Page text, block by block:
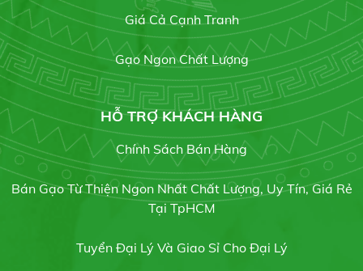
Gạo Hàm Châu củ
Liên hệ
Gạo RI504
Liên hệ
21/07/2021
Gạo chuyên dùng cơm chiên
19/07/2021
Gạo sạch
17/07/2021
Giá Cả Cạnh Tranh
Gạo Ngon Chất Lượng
HỖ TRỢ KHÁCH HÀNG
Chính Sách Bán Hàng
Bán Gạo Từ Thiện Ngon Nhất Chất Lượng, Uy Tín, Giá Rẻ
Tại TpHCM
Tuyển Đại Lý Và Giao Sỉ Cho Đại Lý